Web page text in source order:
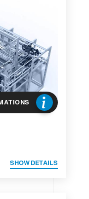
SHOW DETAILS